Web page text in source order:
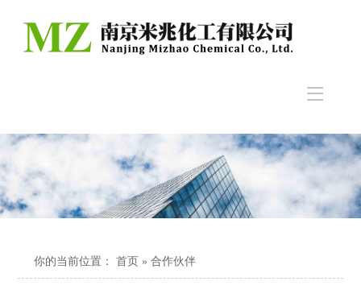
你的当前位置：首页 » 合作伙伴